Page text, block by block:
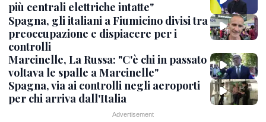
più centrali elettriche intatte"
Spagna, gli italiani a Fiumicino divisi tra
preoccupazione e dispiacere per i
controlli
Marcinelle, La Russa: "C'è chi in passato
voltava le spalle a Marcinelle"
Spagna, via ai controlli negli aeroporti
per chi arriva dall'Italia